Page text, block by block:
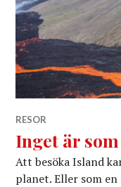
RESOR
Inget är
Att besöka Island
planet. Eller som